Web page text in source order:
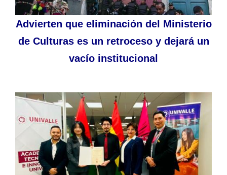
Advierten que eliminación del Ministerio
de Culturas es un retroceso y dejará un
vacío institucional